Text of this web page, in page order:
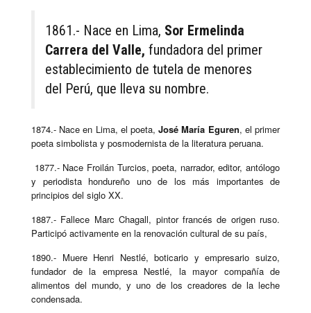
1861.- Nace en Lima, Sor Ermelinda
Carrera del Valle, fundadora del primer
establecimiento de tutela de menores
del Perú, que lleva su nombre.
1874.- Nace en Lima, el poeta, José María Eguren, el primer
poeta simbolista y posmodernista de la literatura peruana.
1877.- Nace Froilán Turcios, poeta, narrador, editor, antólogo
y periodista hondureño uno de los más importantes de
principios del siglo XX.
1887.- Fallece Marc Chagall, pintor francés de origen ruso.
Participó activamente en la renovación cultural de su país,
1890.- Muere Henri Nestlé, boticario y empresario suizo,
fundador de la empresa Nestlé, la mayor compañía de
alimentos del mundo, y uno de los creadores de la leche
condensada.